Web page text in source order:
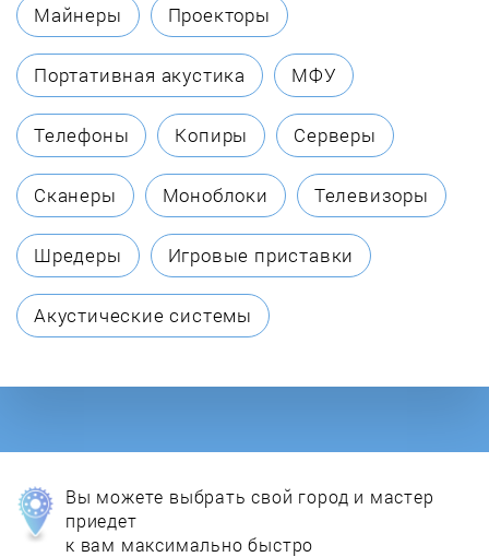
Fanline
Faura
Fellowes
Gorenje
GreenTech
Hama
Hitachi
Майнеры Проекторы
Портативная акустика МФУ
Телефоны Копиры Серверы
Сканеры Моноблоки Телевизоры
Шредеры Игровые приставки
Акустические системы
Вы можете выбрать свой город и мастер
приедет
к вам максимально быстро